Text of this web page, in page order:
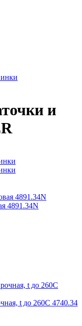
и
4891.34N
t до 260C 4740.34